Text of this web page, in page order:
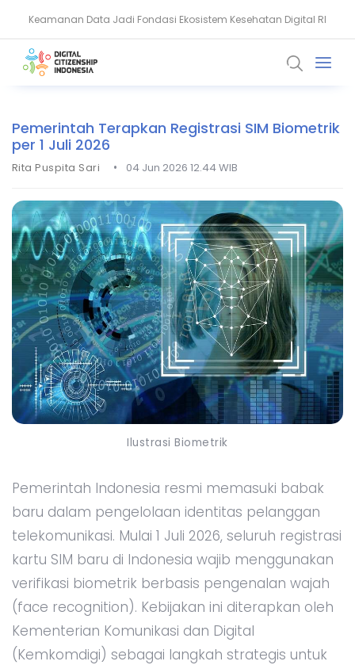
Keamanan Data Jadi Fondasi Ekosistem Kesehatan Digital RI
Akun WhatsApp Diblokir? Ini Penyebab dan Cara Mengatasinya
Pemerintah Terapkan Registrasi SIM Biometrik
per 1 Juli 2026
Rita Puspita Sari • 04 Jun 2026 12.44 WIB
Ilustrasi Biometrik
Pemerintah Indonesia resmi memasuki babak
baru dalam pengelolaan identitas pelanggan
telekomunikasi. Mulai 1 Juli 2026, seluruh registrasi
kartu SIM baru di Indonesia wajib menggunakan
verifikasi biometrik berbasis pengenalan wajah
(face recognition). Kebijakan ini diterapkan oleh
Kementerian Komunikasi dan Digital
(Kemkomdigi) sebagai langkah strategis untuk